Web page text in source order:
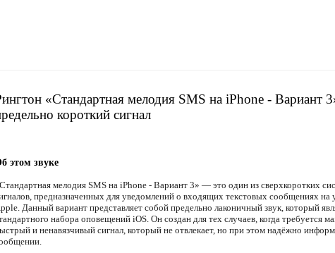
«Стандартная мелодия SMS на iPhone - Вариант
короткий сигнал
этом звуке
мелодия SMS на iPhone - Вариант 3» — это один из сверхкоротких
предназначенных для уведомлений о входящих текстовых сообщениях на
Данный вариант представляет собой предельно лаконичный звук, который
набора оповещений iOS. Он создан для тех случаев, когда требуется
и ненавязчивый сигнал, который не отвлекает, но при этом надёжно